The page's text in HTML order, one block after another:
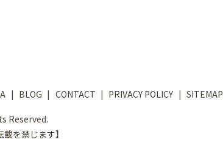
BLOG CONTACT PRIVACY POLICY SITEMAP
Reserved.
を禁じます】